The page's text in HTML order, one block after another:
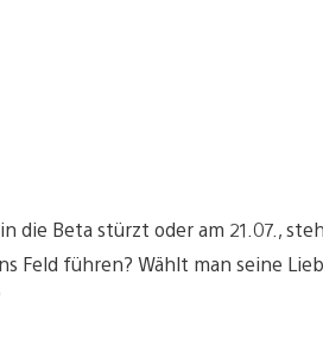
die Beta stürzt oder am 21.07.,
Feld führen? Wählt man seine